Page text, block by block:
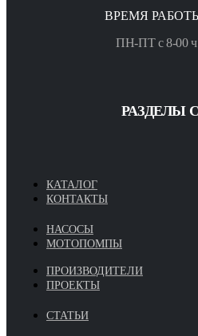
ВРЕМЯ
ПН-ПТ с 8-00
РАЗДЕЛЫ
КАТАЛОГ
КОНТАКТЫ
НАСОСЫ
МОТОПОМПЫ
ПРОИЗВОДИТЕЛИ
ПРОЕКТЫ
СТАТЬИ